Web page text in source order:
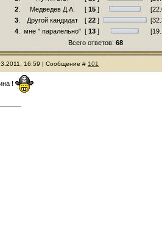
2
Медведев Д.А. [15 ]
3
Другой кандидат [22 ]
4
мне " паралельно" [13 ]
Всего ответов:68
16:59 | Сообщение # 101
!